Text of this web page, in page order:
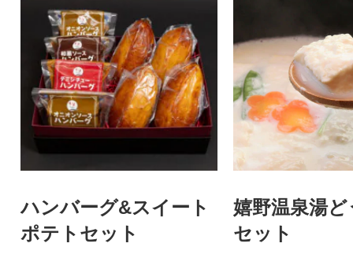
ハンバーグ&スイート
ポテトセット
嬉野温泉湯ど
セット